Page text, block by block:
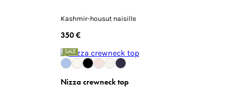
Kashmir-housut naisille
350 €
SALE
Nizza crewneck top